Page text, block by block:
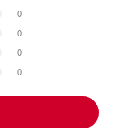
0
0
0
0